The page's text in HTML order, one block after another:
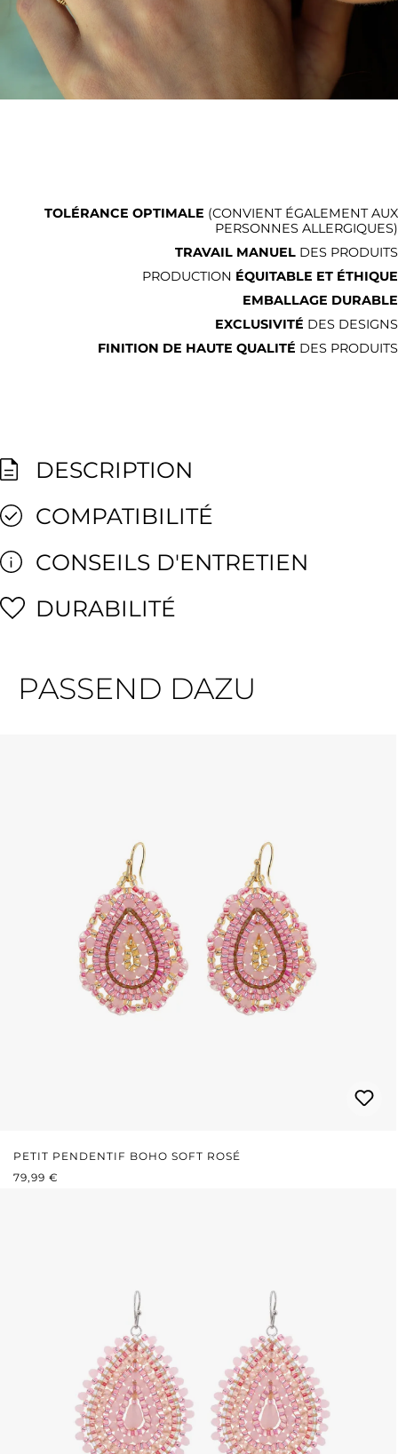
TOLÉRANCE OPTIMALE (CONVIENT ÉGALEMENT AUX
PERSONNES ALLERGIQUES)
TRAVAIL MANUEL DES PRODUITS
PRODUCTION ÉQUITABLE ET ÉTHIQUE
EMBALLAGE DURABLE
EXCLUSIVITÉ DES DESIGNS
FINITION DE HAUTE QUALITÉ DES PRODUITS
DESCRIPTION
COMPATIBILITÉ
CONSEILS D'ENTRETIEN
DURABILITÉ
PASSEND DAZU
PETIT PENDENTIF BOHO SOFT ROSÉ
PRIX RÉGULIER :
79,99 €